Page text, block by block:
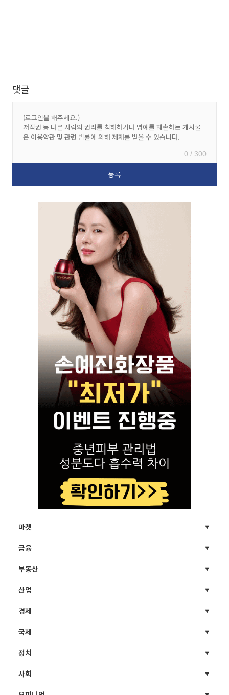
댓글
0 / 300
마켓
금융
부동산
산업
경제
국제
정치
사회